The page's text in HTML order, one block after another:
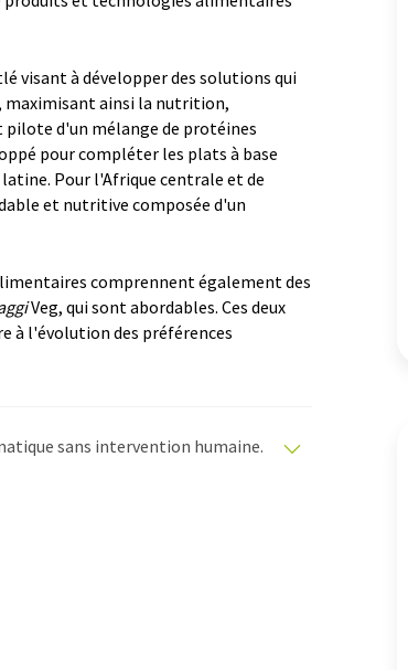
visant à développer des solutions qui
maximisant ainsi la nutrition,
d'un mélange de protéines
pour compléter les plats à base
Pour l'Afrique centrale et de
et nutritive composée d'un
comprennent également des
Veg, qui sont abordables. Ces deux
à l'évolution des préférences
sans intervention humaine.